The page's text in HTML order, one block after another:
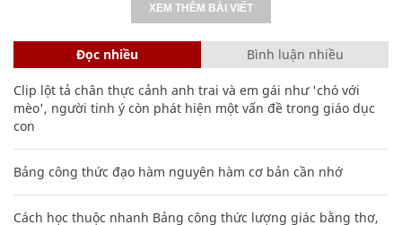
XEM THÊM BÀI VIẾT
Đọc nhiều Bình luận nhiều
Clip lột tả chân thực cảnh anh trai và em gái như 'chó với
mèo', người tinh ý còn phát hiện một vấn đề trong giáo dục
con
Bảng công thức đạo hàm nguyên hàm cơ bản cần nhớ
Cách học thuộc nhanh Bảng công thức lượng giác bằng thơ,